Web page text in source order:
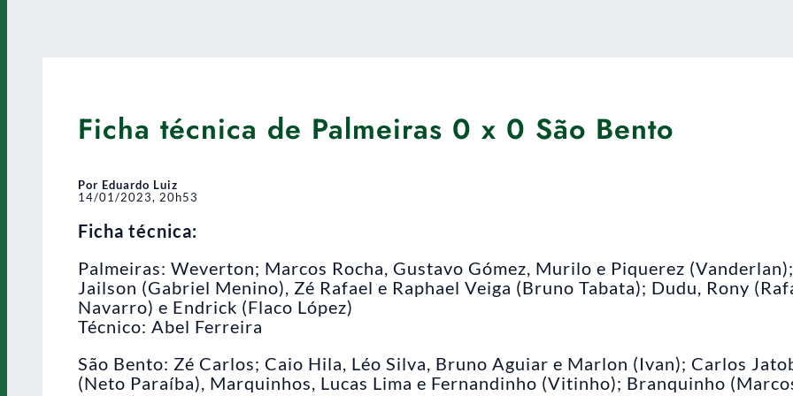
Ficha técnica de Palmeiras 0 x 0 São Bento
Por Eduardo Luiz
14/01/2023, 20h53
Ficha técnica:
Palmeiras: Weverton; Marcos Rocha, Gustavo Gómez, Murilo e Piquerez (Vanderlan);
Jailson (Gabriel Menino), Zé Rafael e Raphael Veiga (Bruno Tabata); Dudu, Rony
Navarro) e Endrick (Flaco López)
Técnico: Abel Ferreira
São Bento: Zé Carlos; Caio Hila, Léo Silva, Bruno Aguiar e Marlon (Ivan); Carlos
(Neto Paraíba), Marquinhos, Lucas Lima e Fernandinho (Vitinho); Branquinho